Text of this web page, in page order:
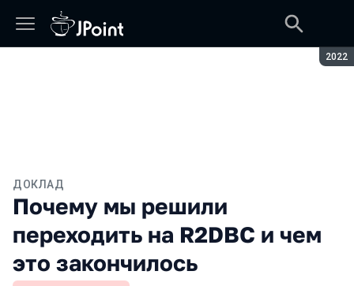
2022
ДОКЛАД
Почему мы решили
переходить на R2DBC и чем
это закончилось